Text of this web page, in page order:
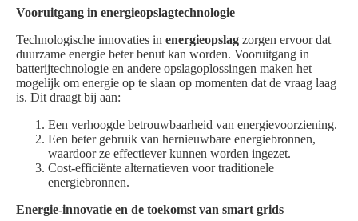
Vooruitgang in energieopslagtechnologie
Technologische innovaties in energieopslag zorgen ervoor dat
duurzame energie beter benut kan worden. Vooruitgang in
batterijtechnologie en andere opslagoplossingen maken het
mogelijk om energie op te slaan op momenten dat de vraag laag
is. Dit draagt bij aan:
Een verhoogde betrouwbaarheid van energievoorziening.
Een beter gebruik van hernieuwbare energiebronnen,
waardoor ze effectiever kunnen worden ingezet.
Cost-efficiënte alternatieven voor traditionele
energiebronnen.
Energie-innovatie en de toekomst van smart grids